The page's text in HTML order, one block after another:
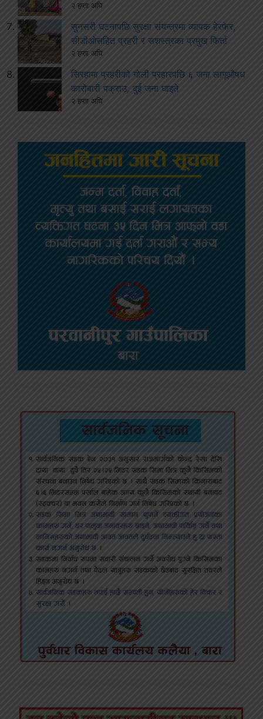
२ हप्ता अघि
सुनसरी घटनापछि सुरक्षा संयन्त्रमा व्यापक हेरफेर,
सीडीओसहित प्रहरी र सशस्त्रका प्रमुख फिर्ता
२ हप्ता अघि
सिरहामा प्रहरीको गोली प्रहारपछि ६ जना लागूऔषध
कारोबारी पक्राउ, दुई जना घाइते
२ हप्ता अघि